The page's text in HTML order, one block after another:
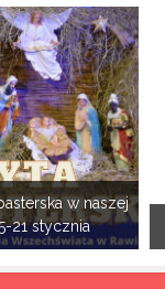
w naszej
21 stycznia